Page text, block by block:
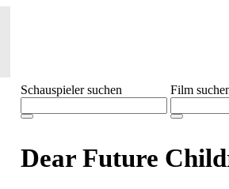
Schauspieler suchen Film
Dear Future